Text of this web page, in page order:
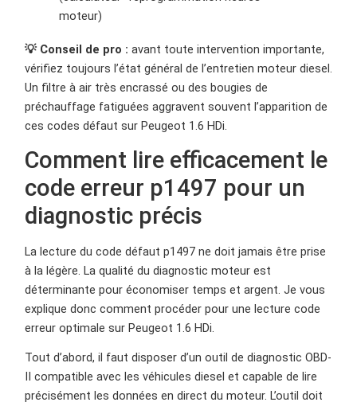
moteur)
💡 Conseil de pro : avant toute intervention importante,
vérifiez toujours l’état général de l’entretien moteur diesel.
Un filtre à air très encrassé ou des bougies de
préchauffage fatiguées aggravent souvent l’apparition de
ces codes défaut sur Peugeot 1.6 HDi.
Comment lire efficacement le
code erreur p1497 pour un
diagnostic précis
La lecture du code défaut p1497 ne doit jamais être prise
à la légère. La qualité du diagnostic moteur est
déterminante pour économiser temps et argent. Je vous
explique donc comment procéder pour une lecture code
erreur optimale sur Peugeot 1.6 HDi.
Tout d’abord, il faut disposer d’un outil de diagnostic OBD-
II compatible avec les véhicules diesel et capable de lire
précisément les données en direct du moteur. L’outil doit